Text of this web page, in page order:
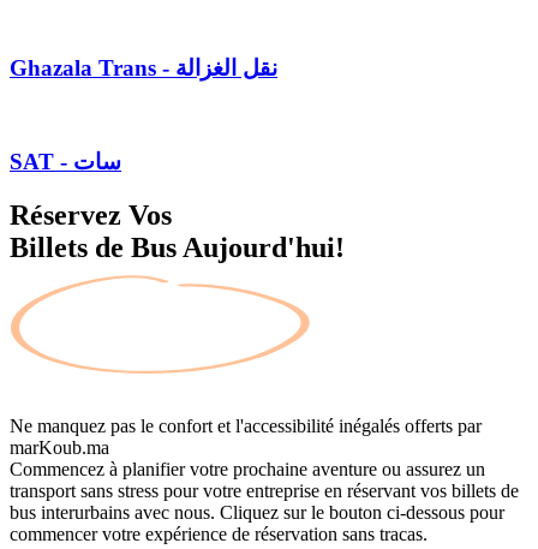
Ghazala Trans - نقل الغزالة
SAT - سات
Réservez Vos
Billets de Bus Aujourd'hui!
Ne manquez pas le confort et l'accessibilité inégalés offerts par
marKoub.ma
Commencez à planifier votre prochaine aventure ou assurez un
transport sans stress pour votre entreprise en réservant vos billets de
bus interurbains avec nous. Cliquez sur le bouton ci-dessous pour
commencer votre expérience de réservation sans tracas.